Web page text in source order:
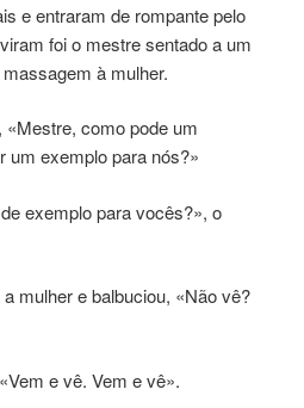
e entraram de rompante pelo
foi o mestre sentado a um
à mulher.
como pode um
um exemplo para nós?»
exemplo para vocês?», o
mulher e balbuciou, «Não vê?
e vê. Vem e vê».